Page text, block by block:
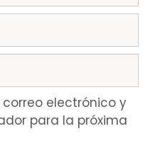
electrónico y
para la próxima